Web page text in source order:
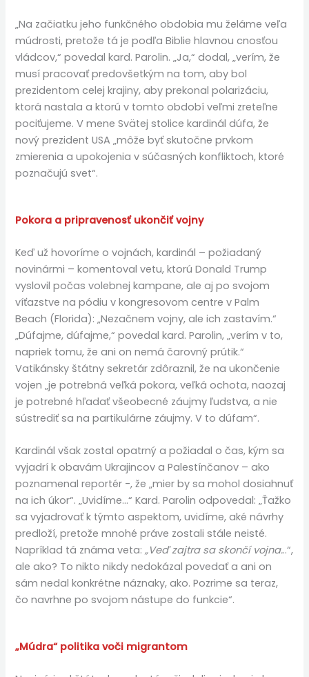
„Na začiatku jeho funkčného obdobia mu želáme veľa
múdrosti, pretože tá je podľa Biblie hlavnou cnosťou
vládcov,“ povedal kard. Parolin. „Ja,“ dodal, „verím, že
musí pracovať predovšetkým na tom, aby bol
prezidentom celej krajiny, aby prekonal polarizáciu,
ktorá nastala a ktorú v tomto období veľmi zreteľne
pociťujeme. V mene Svätej stolice kardinál dúfa, že
nový prezident USA „môže byť skutočne prvkom
zmierenia a upokojenia v súčasných konfliktoch, ktoré
poznačujú svet“.
Pokora a pripravenosť ukončiť vojny
Keď už hovoríme o vojnách, kardinál – požiadaný
novinármi – komentoval vetu, ktorú Donald Trump
vyslovil počas volebnej kampane, ale aj po svojom
víťazstve na pódiu v kongresovom centre v Palm
Beach (Florida): „Nezačnem vojny, ale ich zastavím.“
„Dúfajme, dúfajme,“ povedal kard. Parolin, „verím v to,
napriek tomu, že ani on nemá čarovný prútik.“
Vatikánsky štátny sekretár zdôraznil, že na ukončenie
vojen „je potrebná veľká pokora, veľká ochota, naozaj
je potrebné hľadať všeobecné záujmy ľudstva, a nie
sústrediť sa na partikulárne záujmy. V to dúfam“.
Kardinál však zostal opatrný a požiadal o čas, kým sa
vyjadrí k obavám Ukrajincov a Palestínčanov – ako
poznamenal reportér -, že „mier by sa mohol dosiahnuť
na ich úkor“. „Uvidíme…“ Kard. Parolin odpovedal: „Ťažko
sa vyjadrovať k týmto aspektom, uvidíme, aké návrhy
predloží, pretože mnohé práve zostali stále neisté.
Napríklad tá známa veta:„Veď zajtra sa skončí vojna...“,
ale ako? To nikto nikdy nedokázal povedať a ani on
sám nedal konkrétne náznaky, ako. Pozrime sa teraz,
čo navrhne po svojom nástupe do funkcie“.
„Múdra“ politika voči migrantom